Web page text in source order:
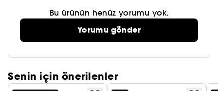
Bu ürünün henüz yorumu yok.
Yorumu gönder
Senin için önerilenler